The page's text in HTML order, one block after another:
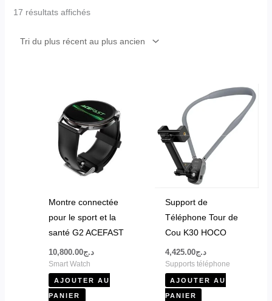
17 résultats affichés
Montre connectée
pour le sport et la
santé G2 ACEFAST
د.ج10,800.00
Smart Watch
AJOUTER AU
PANIER
Support de
Téléphone Tour de
Cou K30 HOCO
د.ج4,425.00
Supports téléphone
AJOUTER AU
PANIER